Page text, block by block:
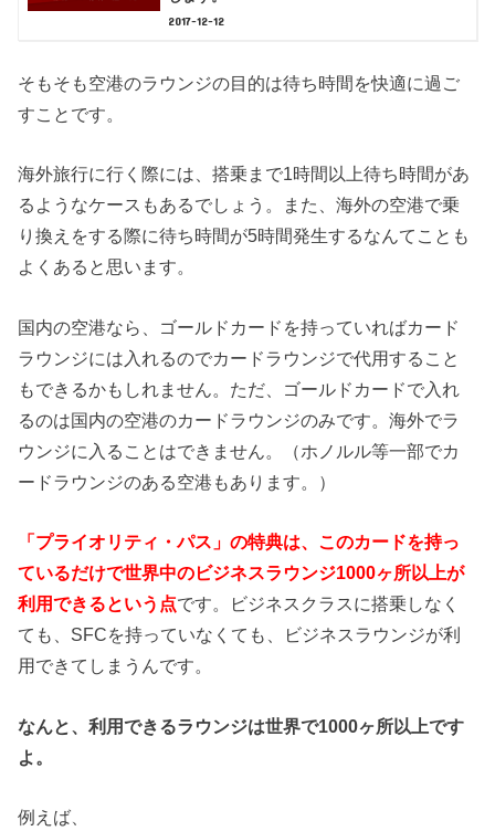
2017-12-12
そもそも空港のラウンジの目的は待ち時間を快適に過ご
すことです。
海外旅行に行く際には、搭乗まで1時間以上待ち時間があ
るようなケースもあるでしょう。また、海外の空港で乗
り換えをする際に待ち時間が5時間発生するなんてことも
よくあると思います。
国内の空港なら、ゴールドカードを持っていればカード
ラウンジには入れるのでカードラウンジで代用すること
もできるかもしれません。ただ、ゴールドカードで入れ
るのは国内の空港のカードラウンジのみです。海外でラ
ウンジに入ることはできません。（ホノルル等一部でカ
ードラウンジのある空港もあります。）
「プライオリティ・パス」の特典は、このカードを持っ
ているだけで世界中のビジネスラウンジ1000ヶ所以上が
利用できるという点です。ビジネスクラスに搭乗しなく
ても、SFCを持っていなくても、ビジネスラウンジが利
用できてしまうんです。
なんと、利用できるラウンジは世界で1000ヶ所以上です
よ。
例えば、